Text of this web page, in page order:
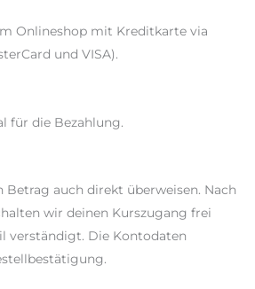
Onlineshop mit Kreditkarte via
und VISA).
für die Bezahlung.
Betrag auch direkt überweisen. Nach
wir deinen Kurszugang frei
verständigt. Die Kontodaten